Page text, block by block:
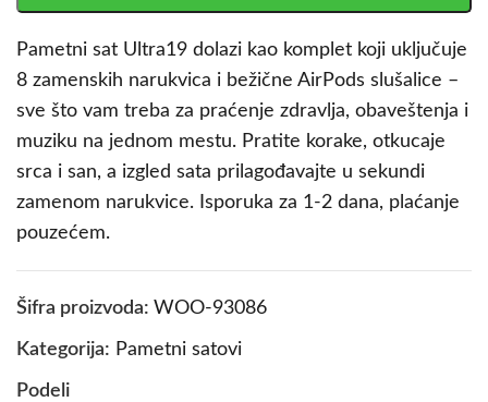
Pametni sat Ultra19 dolazi kao komplet koji uključuje
8 zamenskih narukvica i bežične AirPods slušalice –
sve što vam treba za praćenje zdravlja, obaveštenja i
muziku na jednom mestu. Pratite korake, otkucaje
srca i san, a izgled sata prilagođavajte u sekundi
zamenom narukvice. Isporuka za 1-2 dana, plaćanje
pouzećem.
Šifra proizvoda: WOO-93086
Kategorija: Pametni satovi
Podeli